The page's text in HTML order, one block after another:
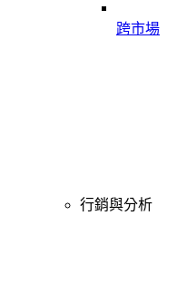
跨市場
行銷與分析